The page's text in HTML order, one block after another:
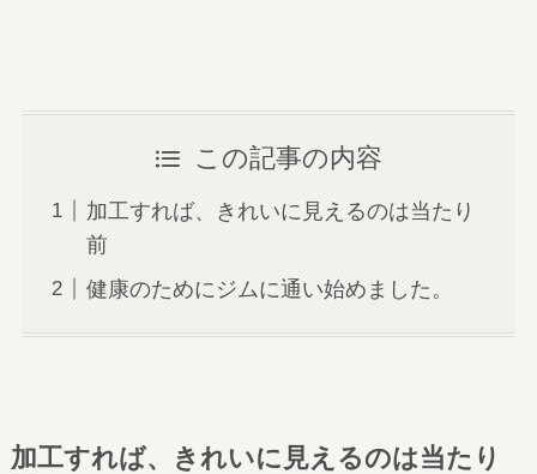
この記事の内容
加工すれば、きれいに見えるのは当たり
前
健康のためにジムに通い始めました。
加工すれば、きれいに見えるのは当たり